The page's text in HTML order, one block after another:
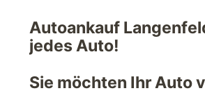
Autoankauf
jedes Auto!
Sie möchten Ihr Auto